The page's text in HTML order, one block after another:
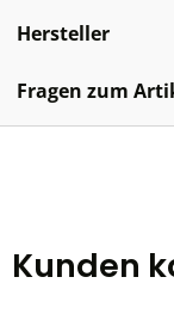
Hersteller
Fragen zum
Kunden